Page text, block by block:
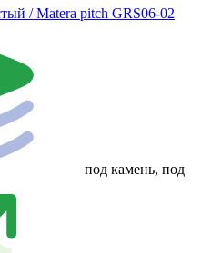
/ Matera pitch GRS06-02
под камень, под